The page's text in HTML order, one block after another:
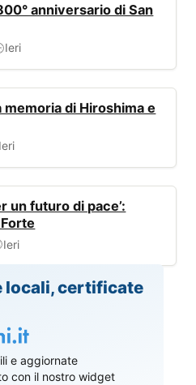
anniversario di San
Ieri
di Hiroshima e
Ieri
un futuro di pace’:
Ieri
locali, certificate
e aggiornate
con il nostro widget